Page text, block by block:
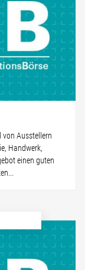
von Ausstellern
Handwerk,
einen guten